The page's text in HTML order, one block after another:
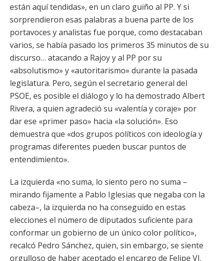
están aquí tendidas», en un claro guiño al PP. Y si
sorprendieron esas palabras a buena parte de los
portavoces y analistas fue porque, como destacaban
varios, se había pasado los primeros 35 minutos de su
discurso… atacando a Rajoy y al PP por su
«absolutismo» y «autoritarismo» durante la pasada
legislatura. Pero, según el secretario general del
PSOE, es posible el diálogo y lo ha demostrado Albert
Rivera, a quien agradeció su «valentía y coraje» por
dar ese «primer paso» hacia «la solución». Eso
demuestra que «dos grupos políticos con ideología y
programas diferentes pueden buscar puntos de
entendimiento».
La izquierda «no suma, lo siento pero no suma –
mirando fijamente a Pablo Iglesias que negaba con la
cabeza–, la izquierda no ha conseguido en estas
elecciones el número de diputados suficiente para
conformar un gobierno de un único color político»,
recalcó Pedro Sánchez, quien, sin embargo, se siente
orgulloso de haber aceptado el encargo de Felipe VI.